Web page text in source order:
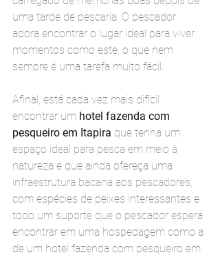
uma tarde de pescaria. O pescador
adora encontrar o lugar ideal para viver
momentos como este, o que nem
sempre é uma tarefa muito fácil.
Afinal, está cada vez mais difícil
encontrar um hotel fazenda com
pesqueiro em Itapira que tenha um
espaço ideal para pesca em meio à
natureza e que ainda ofereça uma
infraestrutura bacana aos pescadores,
com espécies de peixes interessantes e
todo um suporte que o pescador espera
encontrar em uma hospedagem como a
de um hotel fazenda com pesqueiro em